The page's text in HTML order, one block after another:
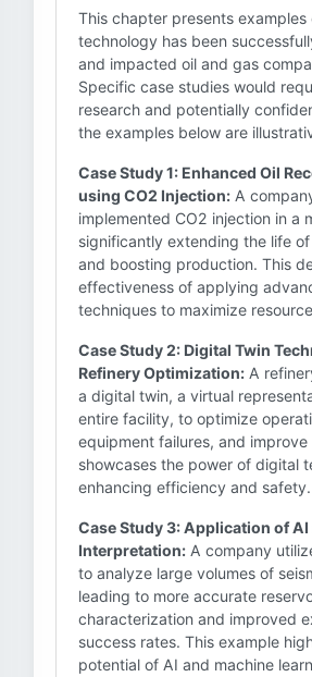
This chapter presents
technology has been
and impacted oil and gas
Specific case studies would
research and potentially
the examples below are
Case Study 1: Enhanced Oil
using CO2 Injection: A
implemented CO2 injection in a
significantly extending the life
and boosting production. This
effectiveness of applying
techniques to maximize
Case Study 2: Digital Twin
Refinery Optimization: A
a digital twin, a virtual
entire facility, to optimize
equipment failures, and
showcases the power of digital
enhancing efficiency and safety.
Case Study 3: Application of AI
Interpretation: A company
to analyze large volumes of
leading to more accurate
characterization and improved
success rates. This example
potential of AI and machine